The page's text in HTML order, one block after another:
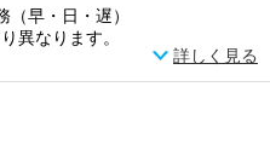
早・日・遅）
異なります。
詳しく見る